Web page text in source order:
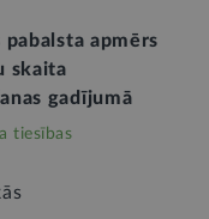
pabalsta apmērs
skaita
gadījumā
tiesības